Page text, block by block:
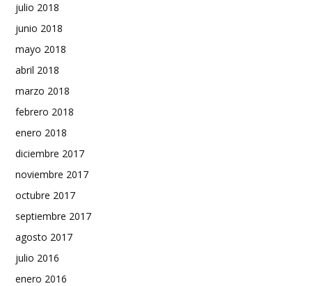
julio 2018
junio 2018
mayo 2018
abril 2018
marzo 2018
febrero 2018
enero 2018
diciembre 2017
noviembre 2017
octubre 2017
septiembre 2017
agosto 2017
julio 2016
enero 2016